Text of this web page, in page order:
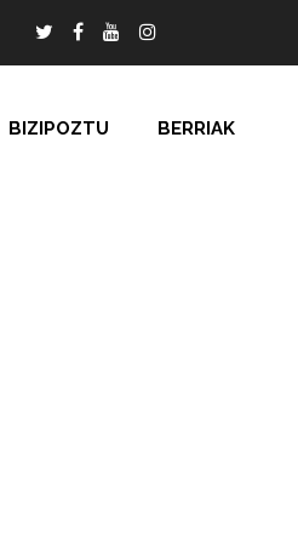
BIZIPOZTU BERRIAK